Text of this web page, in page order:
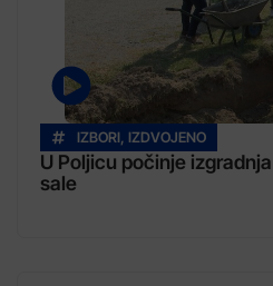
IZBORI IZDVOJENO
U Poljicu počinje
sale